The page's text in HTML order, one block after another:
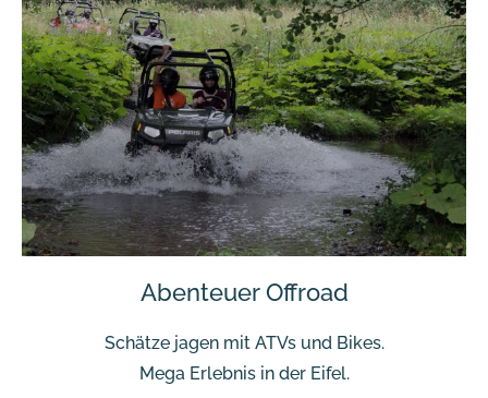
Abenteuer Offroad
Schätze jagen mit ATVs und Bikes.
Mega Erlebnis in der Eifel.